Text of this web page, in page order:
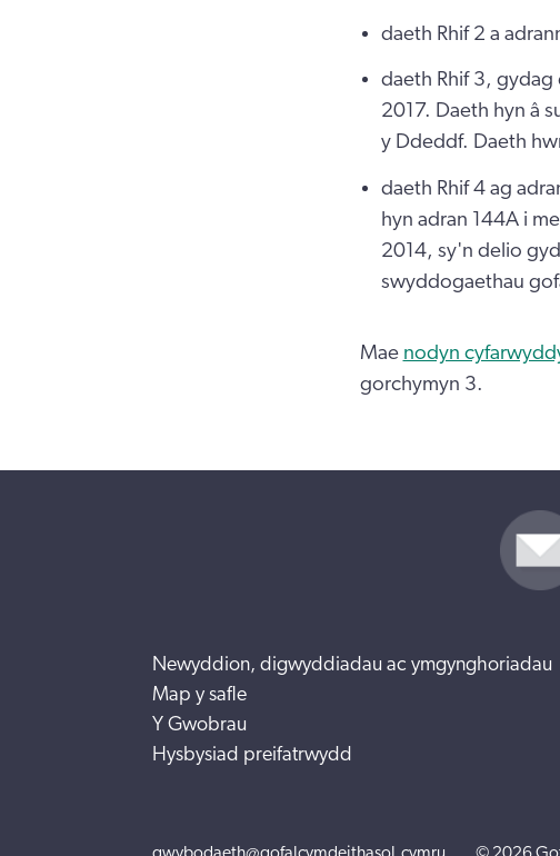
daeth Rhif 2 a
daeth Rhif 3, gydag
2017. Daeth hyn â
y Ddeddf. Daeth
daeth Rhif 4 ag
hyn adran 144A i
2014, sy'n delio
swyddogaethau
Mae nodyn
gorchymyn 3.
Newyddion, digwyddiadau ac ymgynghoriadau
Map y safle
Y Gwobrau
Hysbysiad preifatrwydd